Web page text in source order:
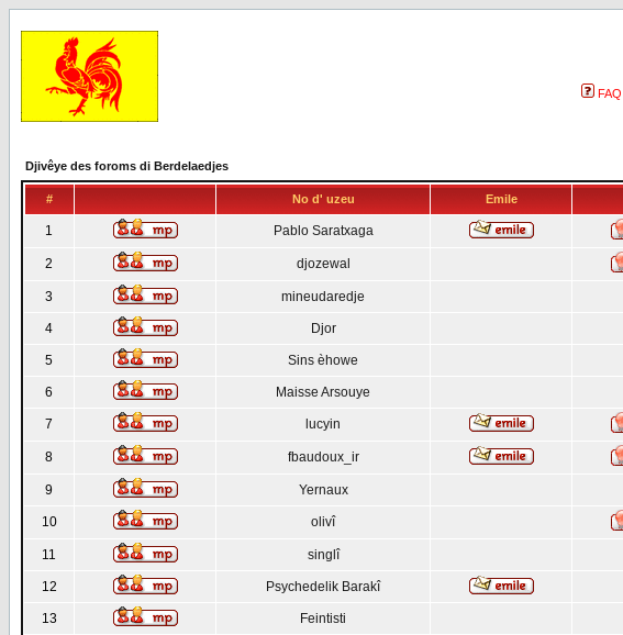
FAQ
Djivêye des foroms di Berdelaedjes
# No d' uzeu Emile
1 Pablo Saratxaga
2 djozewal
3 mineudaredje
4 Djor
5 Sins èhowe
6 Maisse Arsouye
7 lucyin
8 fbaudoux_ir
9 Yernaux
10 olivî
11 singlî
12 Psychedelik Barakî
13 Feintisti